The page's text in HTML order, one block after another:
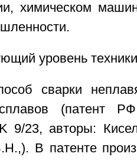
химическом
уровень техники
сварки
сплавов (патент
9/23, авторы:
В патенте